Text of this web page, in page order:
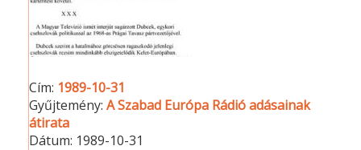
Cím: 1989-10-31
Gyűjtemény:A Szabad Európa Rádió adásainak
átirata
Dátum: 1989-10-31